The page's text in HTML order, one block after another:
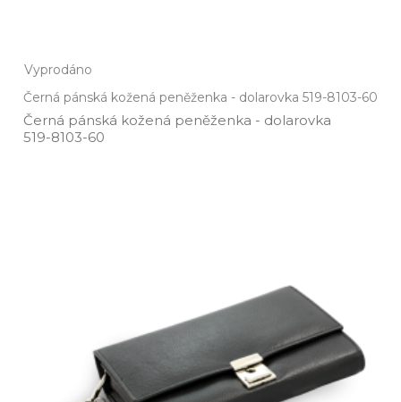
Vyprodáno
Černá pánská kožená peněženka - dolarovka 519-8103-60
Černá pánská kožená peněženka ­- dolarovka
519­-8103­-60